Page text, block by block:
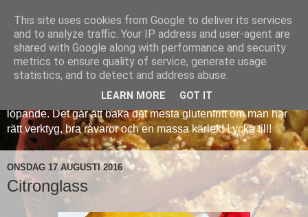
Veronicas glutenfria
Att baka glutenfritt kan vara en utmaning, men det behöver
inte vara så krångligt. Med denna sida delar jag med mig av
mina erfarenheter och jag kommer att lägga in nya recept
löpande. Det går att baka det mesta glutenfritt om man har
rätt verktyg, bra råvaror och en massa kärlek! Lycka till!
ONSDAG 17 AUGUSTI 2016
Citronglass
This site uses cookies from Google to deliver its services
and to analyze traffic. Your IP address and user-agent are
shared with Google along with performance and security
metrics to ensure quality of service, generate usage
statistics, and to detect and address abuse.
LEARN MORE GOT IT